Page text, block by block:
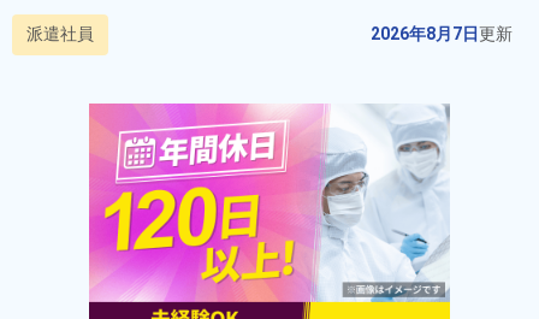
派遣社員 2026年8月7日更新